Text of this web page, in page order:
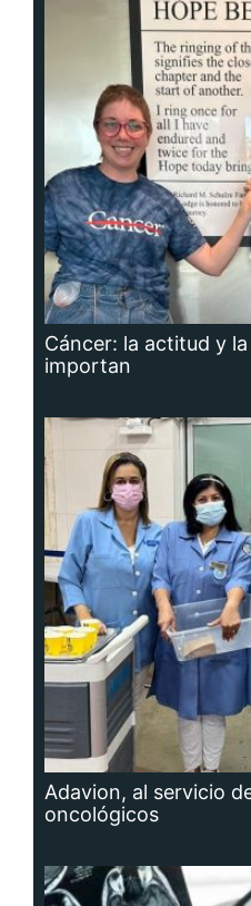
Cáncer: la actitud y
importan
Adavion, al servicio
oncológicos